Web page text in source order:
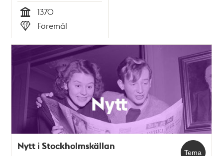
Tid
1370
Typ
Föremål
Tema
Nytt i Stockholmskällan